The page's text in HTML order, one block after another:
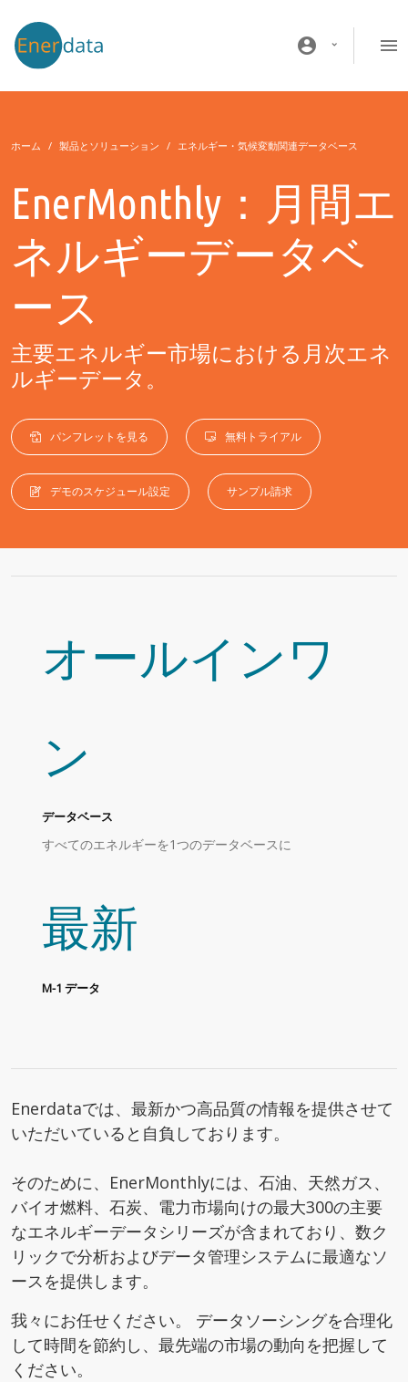
account_circle
ホーム 製品とソリューション エネルギー・気候変動関連データベース
EnerMonthly：月間エ
ネルギーデータベ
ース
主要エネルギー市場における月次エネ
ルギーデータ。
パンフレットを見る 無料トライアル
デモのスケジュール設定 サンプル請求
オールインワ
ン
データベース
すべてのエネルギーを1つのデータベースに
最新
M-1 データ
Enerdataでは、最新かつ高品質の情報を提供させて
いただいていると自負しております。
そのために、EnerMonthlyには、石油、天然ガス、
バイオ燃料、石炭、電力市場向けの最大300の主要
なエネルギーデータシリーズが含まれており、数ク
リックで分析およびデータ管理システムに最適なソ
ースを提供します。
我々にお任せください。 データソーシングを合理化
して時間を節約し、最先端の市場の動向を把握して
ください。